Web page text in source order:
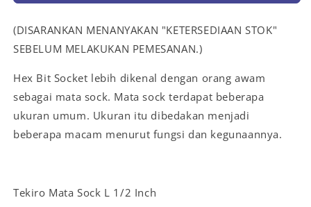
(DISARANKAN MENANYAKAN "KETERSEDIAAN STOK"
SEBELUM MELAKUKAN PEMESANAN.)
Hex Bit Socket lebih dikenal dengan orang awam
sebagai mata sock. Mata sock terdapat beberapa
ukuran umum. Ukuran itu dibedakan menjadi
beberapa macam menurut fungsi dan kegunaannya.
Tekiro Mata Sock L 1/2 Inch